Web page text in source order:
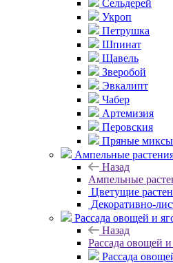
Сельдерей
Укроп
Петрушка
Шпинат
Щавель
Зверобой
Эвкалипт
Чабер
Артемизия
Перовския
Пряные миксы
Ампельные
Назад
Ампельные
Цветущие
Декоративно-
Рассада овощей и
Назад
Рассада овощей и
Рассада